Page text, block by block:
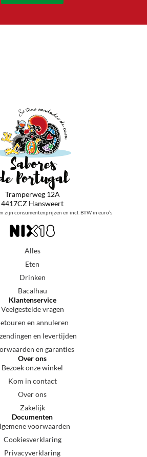
Tramperweg 12A
4417CZ Hansweert
zijn consumentenprijzen en incl. BTW in euro’s
Alles
Eten
Drinken
Bacalhau
Klantenservice
Veelgestelde vragen
en annuleren
en levertijden
en garanties
Over ons
Bezoek onze winkel
Kom in contact
Over ons
Zakelijk
Documenten
voorwaarden
Cookiesverklaring
Privacyverklaring